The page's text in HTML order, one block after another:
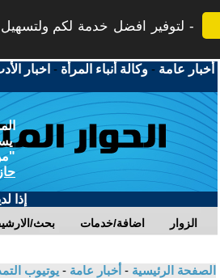
لتوفير افضل خدمة لكم
أخبار عامة -وكالة أنباء المرأة - اخبار
إذا
بحث/ اضافة/خدمات الزوار
الصفحة الرئيسية - أخبار عامة - يوتيوب